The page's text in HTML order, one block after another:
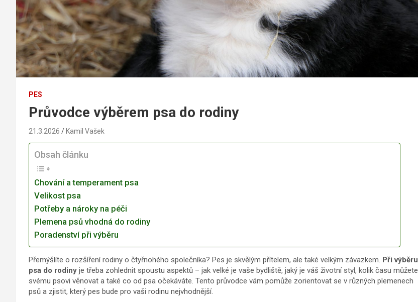
PES
Průvodce výběrem psa do rodiny
21.3.2026 Kamil Vašek
Obsah článku
Chování a temperament psa
Velikost psa
Potřeby a nároky na péči
Plemena psů vhodná do rodiny
Poradenství při výběru
Přemýšlíte o rozšíření rodiny o čtyřnohého společníka? Pes je skvělým přítelem, ale také velkým závazkem. Při výběru
psa do rodiny je třeba zohlednit spoustu aspektů – jak velké je vaše bydliště, jaký je váš životní styl, kolik času můžete
svému psovi věnovat a také co od psa očekáváte. Tento průvodce vám pomůže zorientovat se v různých plemenech
psů a zjistit, který pes bude pro vaši rodinu nejvhodnější.